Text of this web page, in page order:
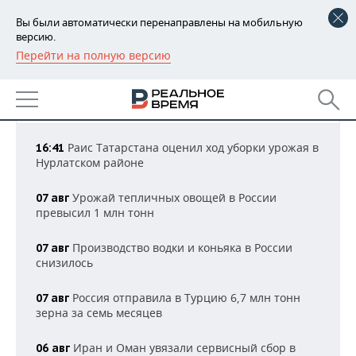
Вы были автоматически перенаправлены на мобильную
версию.
Перейти на полную версию
РЕГИОНЫ
БАШКОРТОСТАН
УДМУРТИЯ
НОВОСТИ
НОВОСТИ АНАЛИТИКИ
ДЕКЛАРАЦИИ О ДОХОДАХ
КОМУ ПРИНАДЛЕЖАТ
ТОРГОВЫЕ ЦЕНТРЫ
ЭКОНОМИКА
НОВОСТИ ЭКОНОМИКИ
БЮДЖЕТ
ИНВЕСТИЦИИ
ПРОМЫШЛЕННОСТЬ
ПРОМЫШЛЕННОСТИ
МАШИНОСТРОЕНИЕ
НЕДВИЖИМОСТЬ
НОВОСТИ АВТО
БИЗНЕС
НОВОСТИ БИЗНЕСА
ТЕХНОЛОГИИ
19:07 МСК Все новости
16:41 Раис Татарстана оценил ход уборки урожая в
Нурлатском районе
07 авг Урожай тепличных овощей в России
превысил 1 млн тонн
07 авг Производство водки и коньяка в России
снизилось
07 авг Россия отправила в Турцию 6,7 млн тонн
зерна за семь месяцев
06 авг Иран и Оман увязали сервисный сбор в